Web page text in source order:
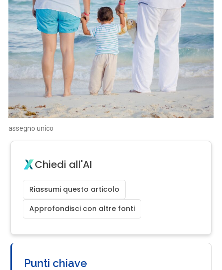
assegno unico
Chiedi all'AI
Riassumi questo articolo
Approfondisci con altre fonti
Punti chiave